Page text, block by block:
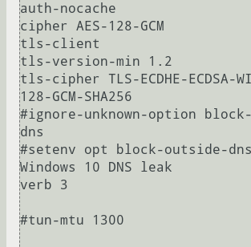
auth-nocache
cipher AES-128-GCM
tls-client
tls-version-min 1.2
tls-cipher TLS-ECDHE-ECDSA-
128-GCM-SHA256
#ignore-unknown-option
dns
#setenv opt block-outside-
Windows 10 DNS leak
verb 3
#tun-mtu 1300